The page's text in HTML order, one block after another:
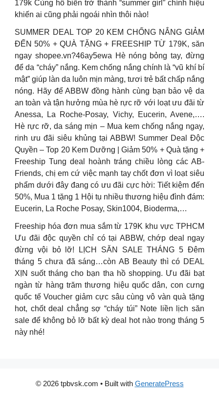
179k Cùng hô biến trở thành “summer girl” chính hiệu
khiến ai cũng phải ngoái nhìn thôi nào!
SUMMER DEAL TOP 20 KEM CHỐNG NẮNG GIẢM
ĐẾN 50% + QUÀ TẶNG + FREESHIP TỪ 179K, săn
ngay shopee.vn?46ay5ewa Hè nóng bỏng tay, đừng
để da “cháy” nắng. Kem chống nắng chính là “vũ khí bí
mật” giúp làn da luôn mịn màng, tươi trẻ bất chấp nắng
nóng. Hãy để ABBW đồng hành cùng bạn bảo vệ da
an toàn và tận hưởng mùa hè rực rỡ với loạt ưu đãi từ
Anessa, La Roche-Posay, Vichy, Eucerin, Avene,….
Hè rực rỡ, da sáng mịn – Mua kem chống nắng ngay,
rinh ưu đãi siêu khủng tại ABBW! Summer Deal Độc
Quyền – Top 20 Kem Dưỡng | Giảm 50% + Quà tặng +
Freeship Tung deal hoành tráng chiều lòng các AB-
Friends, chị em cứ việc mạnh tay chốt đơn vì loạt siêu
phẩm dưới đây đang có ưu đãi cực hời: Tiết kiệm đến
50%, Mua 1 tặng 1 Hội tụ nhiều thương hiệu đình đám:
Eucerin, La Roche Posay, Skin1004, Bioderma,…
Freeship hóa đơn mua sắm từ 179K khu vực TPHCM
Ưu đãi độc quyền chỉ có tại ABBW, chớp deal ngay
đừng vội bỏ lỡ! LỊCH SĂN SALE THÁNG 5 Đêm
tháng 5 chưa đã sáng…còn AB Beauty thì có DEAL
XỊN suốt tháng cho bạn tha hồ shopping. Ưu đãi bạt
ngàn từ hàng trăm thương hiệu quốc dân, con cưng
quốc tế Voucher giảm cực sâu cùng vô vàn quà tặng
hot, chốt deal chẳng sợ “cháy túi” Note liền lịch săn
sale để không bỏ lỡ bất kỳ deal hot nào trong tháng 5
này nhé!
© 2026 tpbvsk.com • Built with GeneratePress